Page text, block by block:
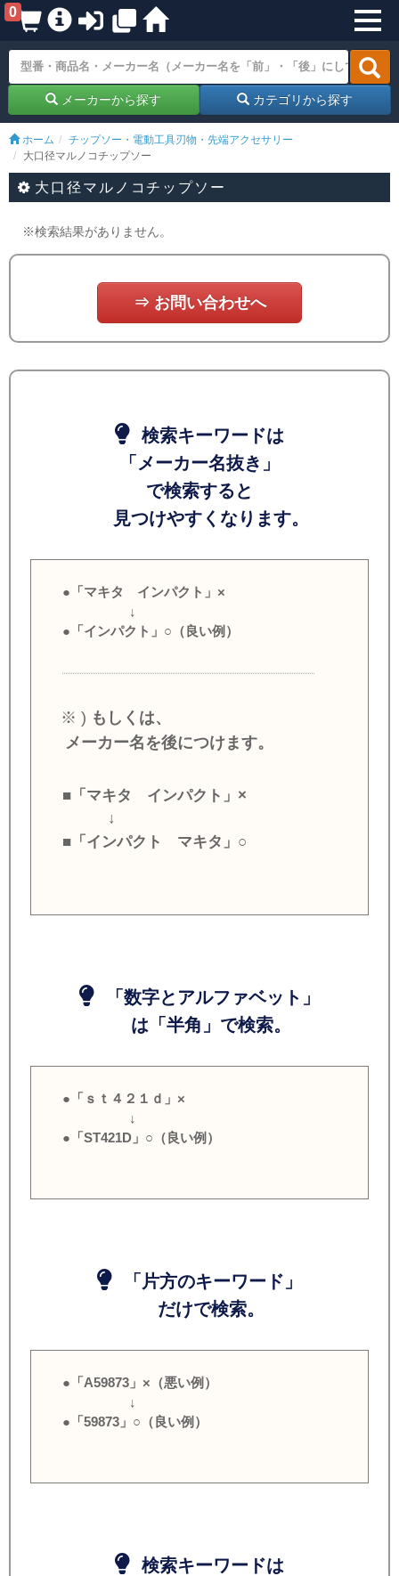
0
メーカーから探す カテゴリから探す
ホーム
チップソー・電動工具刃物・先端アクセサリー
大口径マルノコチップソー
大口径マルノコチップソー
※検索結果がありません。
⇒ お問い合わせへ
検索キーワードは
「メーカー名抜き」
で検索すると
見つけやすくなります。
●「マキタ インパクト」×
↓
●「インパクト」○（良い例）
※ ) もしくは、
メーカー名を後につけます。
■「マキタ インパクト」×
↓
■「インパクト マキタ」○
「数字とアルファベット」
は「半角」で検索。
●「ｓｔ４２１ｄ」×
↓
●「ST421D」○（良い例）
「片方のキーワード」
だけで検索。
●「A59873」×（悪い例）
↓
●「59873」○（良い例）
検索キーワードは